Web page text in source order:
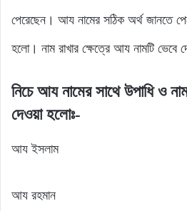
পেরেছেন। আয নামের সঠিক অর্থ জানতে
হলো। নাম রাখার ক্ষেত্রে আয নামটি ভেবে
নিচে আয নামের সাথে উপাধি ও
দেওয়া হলোঃ-
আয ইসলাম
আয রহমান